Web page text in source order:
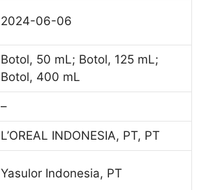
2024-06-06
Botol, 50 mL; Botol, 125 mL;
Botol, 400 mL
–
L’OREAL INDONESIA, PT, PT
Yasulor Indonesia, PT